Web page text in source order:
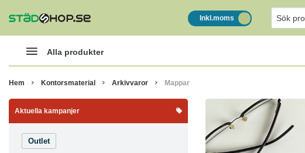
Inkl.moms
Alla produkter
Hem Kontorsmaterial Arkivvaror Mappar
Aktuella kampanjer
Outlet